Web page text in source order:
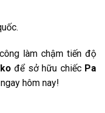
làm chậm tiến độ
để sở hữu chiếc Pa
hôm nay!